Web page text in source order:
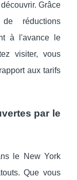
Grâce
réductions
à l'avance le
visiter, vous
aux tarifs
par le
le New York
Que vous